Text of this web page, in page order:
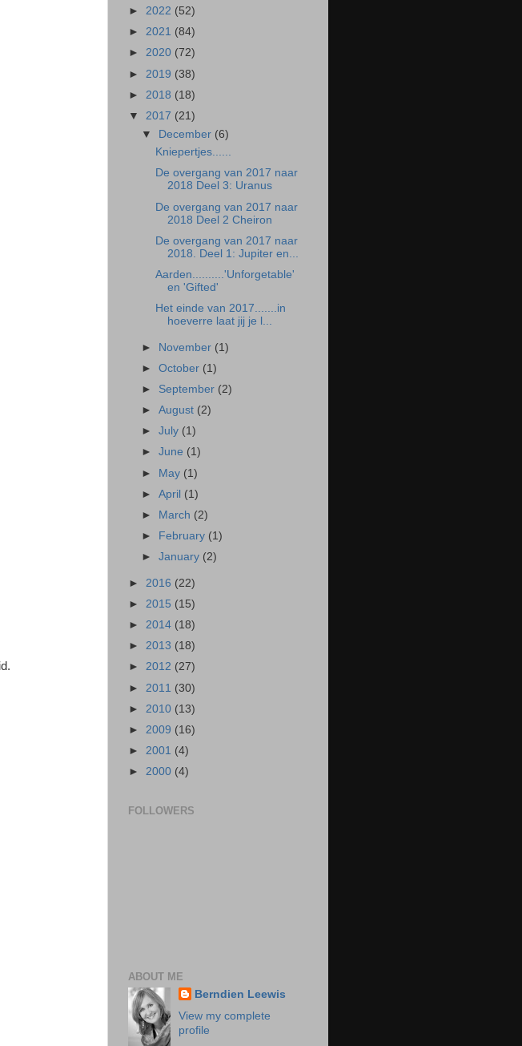
► 2022 (52)
► 2021 (84)
► 2020 (72)
► 2019 (38)
► 2018 (18)
▼ 2017 (21)
▼ December (6)
Kniepertjes......
De overgang van 2017 naar
2018 Deel 3: Uranus
De overgang van 2017 naar
2018 Deel 2 Cheiron
De overgang van 2017 naar
2018. Deel 1: Jupiter en...
Aarden..........'Unforgetable'
en 'Gifted'
Het einde van 2017.......in
hoeverre laat jij je l...
► November (1)
►October (1)
► September (2)
►August (2)
►July (1)
►June (1)
► May (1)
►April (1)
►
March (2)
►
February (1)
►January (2)
► 2016 (22)
► 2015 (15)
► 2014 (18)
► 2013 (18)
► 2012 (27)
► 2011 (30)
► 2010 (13)
► 2009 (16)
► 2001 (4)
► 2000 (4)
FOLLOWERS
ABOUT ME
Berndien Leewis
View my complete
profile